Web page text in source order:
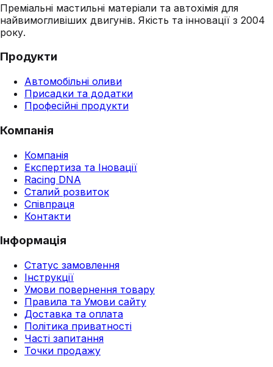
Преміальні мастильні матеріали та автохімія для
найвимогливіших двигунів. Якість та інновації з 2004
року.
Продукти
Автомобільні оливи
Присадки та додатки
Професійні продукти
Компанія
Компанія
Експертиза та Іновації
Racing DNA
Сталий розвиток
Співпраця
Контакти
Інформація
Статус замовлення
Інструкції
Умови повернення товару
Правила та Умови сайту
Доставка та оплата
Політика приватності
Часті запитання
Точки продажу